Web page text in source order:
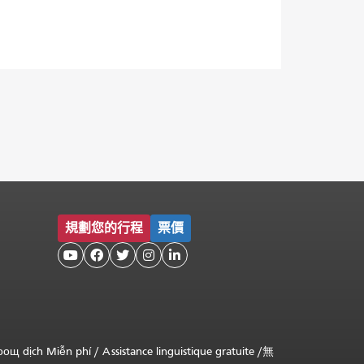
規劃您的行程 票價
    
dịch Miễn phí/ Assistance linguistique gratuite /無